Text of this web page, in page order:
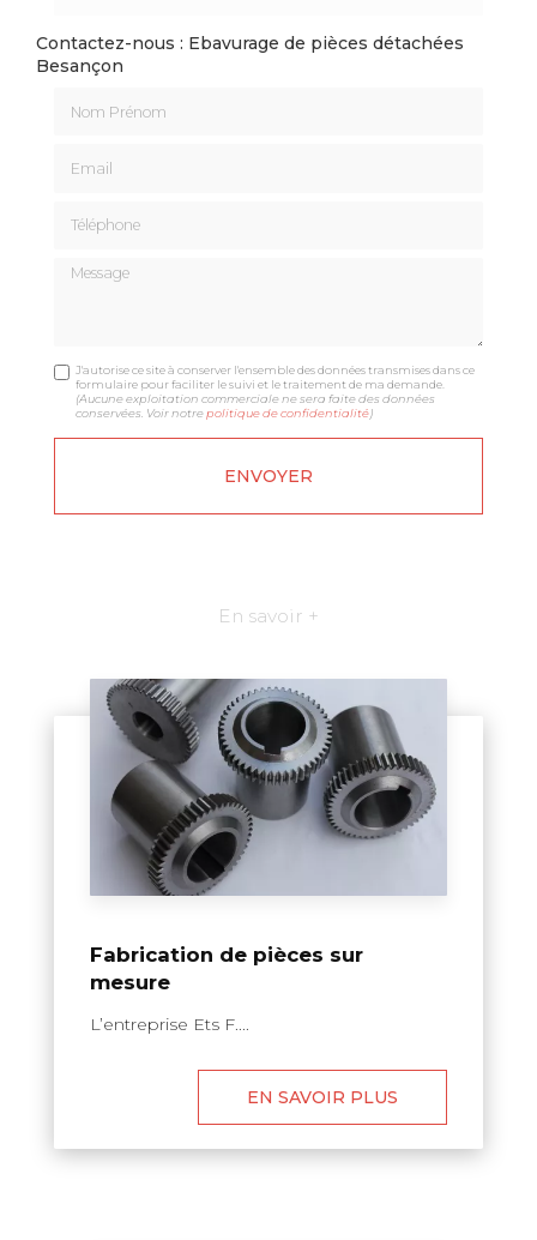
Contactez-nous : Ebavurage de pièces détachées
Besançon
Message
J'autorise ce site à conserver l'ensemble des données transmises dans ce
formulaire pour faciliter le suivi et le traitement de ma demande.
(Aucune exploitation commerciale ne sera faite des données
conservées. Voir notrepolitique de confidentialité)
En savoir +
Fabrication de pièces sur
mesure
L’entreprise Ets F....
EN SAVOIR PLUS